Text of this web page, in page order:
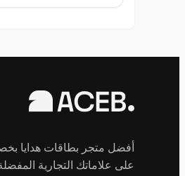
أفضل متجر بطاقات هدايا
على علاماتك التجارية